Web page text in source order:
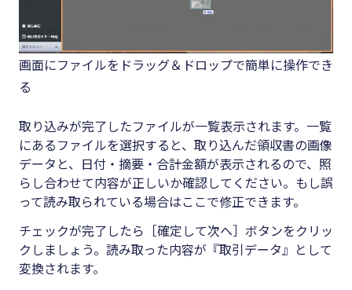
画面にファイルをドラッグ＆ドロップで簡単に操作でき
る
取り込みが完了したファイルが一覧表示されます。一覧
にあるファイルを選択すると、取り込んだ領収書の画像
データと、日付・摘要・合計金額が表示されるので、照
らし合わせて内容が正しいか確認してください。もし誤
って読み取られている場合はここで修正できます。
チェックが完了したら［確定して次へ］ボタンをクリッ
クしましょう。読み取った内容が『取引データ』として
変換されます。